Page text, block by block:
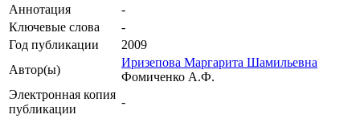
Аннотация
-
Ключевые cлова
-
Год публикации
2009
Автор(ы)
Иризепова Маргарита Шамильевна
Фомиченко А.Ф.
Электронная копия
публикации
-